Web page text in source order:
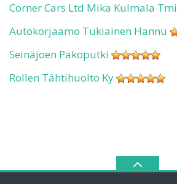
Corner Cars Ltd Mika Kulmala Tmi
Autokorjaamo Tukiainen Hannu
Seinäjoen Pakoputki
Rollen Tähtihuolto Ky